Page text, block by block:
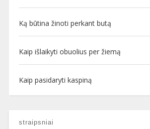
Ką būtina žinoti perkant butą
Kaip išlaikyti obuolius per žiemą
Kaip pasidaryti kaspiną
straipsniai